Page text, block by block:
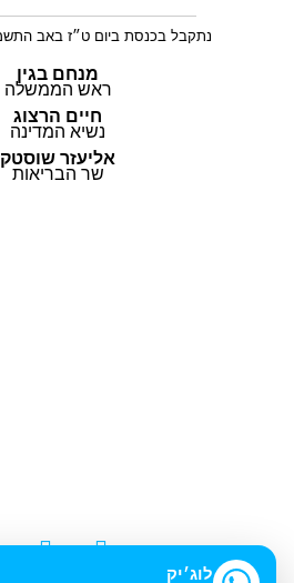
מנחם בגין
ראש הממשלה
אליעזר שוסטק
שר הבריאות
חיים הרצוג
נשיא המדינה
לוג׳יק